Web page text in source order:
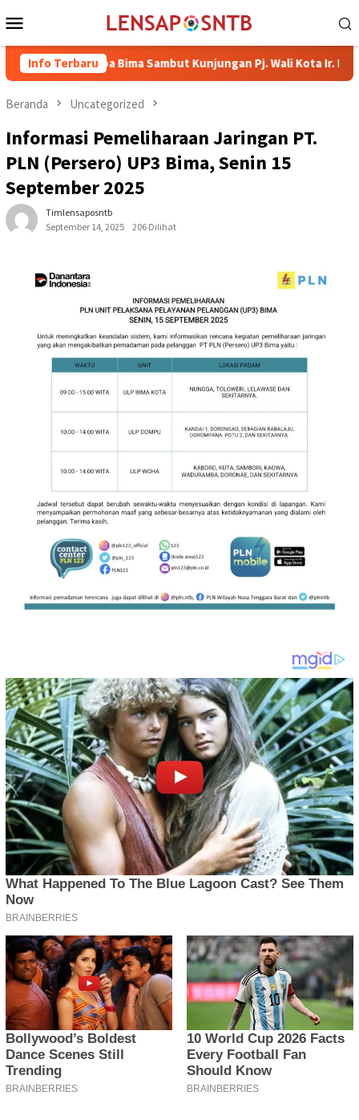
ke
Mobile
Info Terbaru
Raba Bima Sambut Kunjungan Pj. Wali Kota Ir. H. Mohammad
Beranda Uncategorized
Informasi Pemeliharaan Jaringan PT.
PLN (Persero) UP3 Bima, Senin 15
September 2025
Timlensaposntb
September 14, 2025
206 Dilihat